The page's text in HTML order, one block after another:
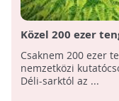
Közel 200 ezer
Csaknem 200 ezer
nemzetközi
Déli-sarktól az ...